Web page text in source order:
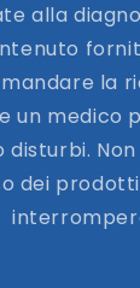
alla
la
un medico
disturbi.
dei